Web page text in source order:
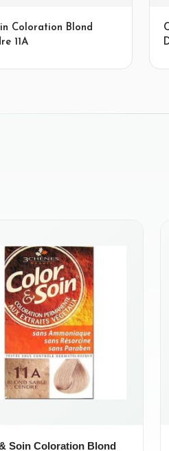
Coloration Blond
11A
Soin Coloration Blond